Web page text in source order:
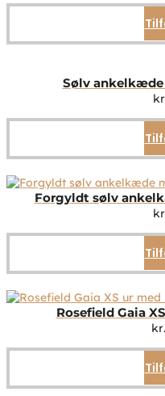
Sølv
Forgyldt sølv
Rosefield Gaia
kr.